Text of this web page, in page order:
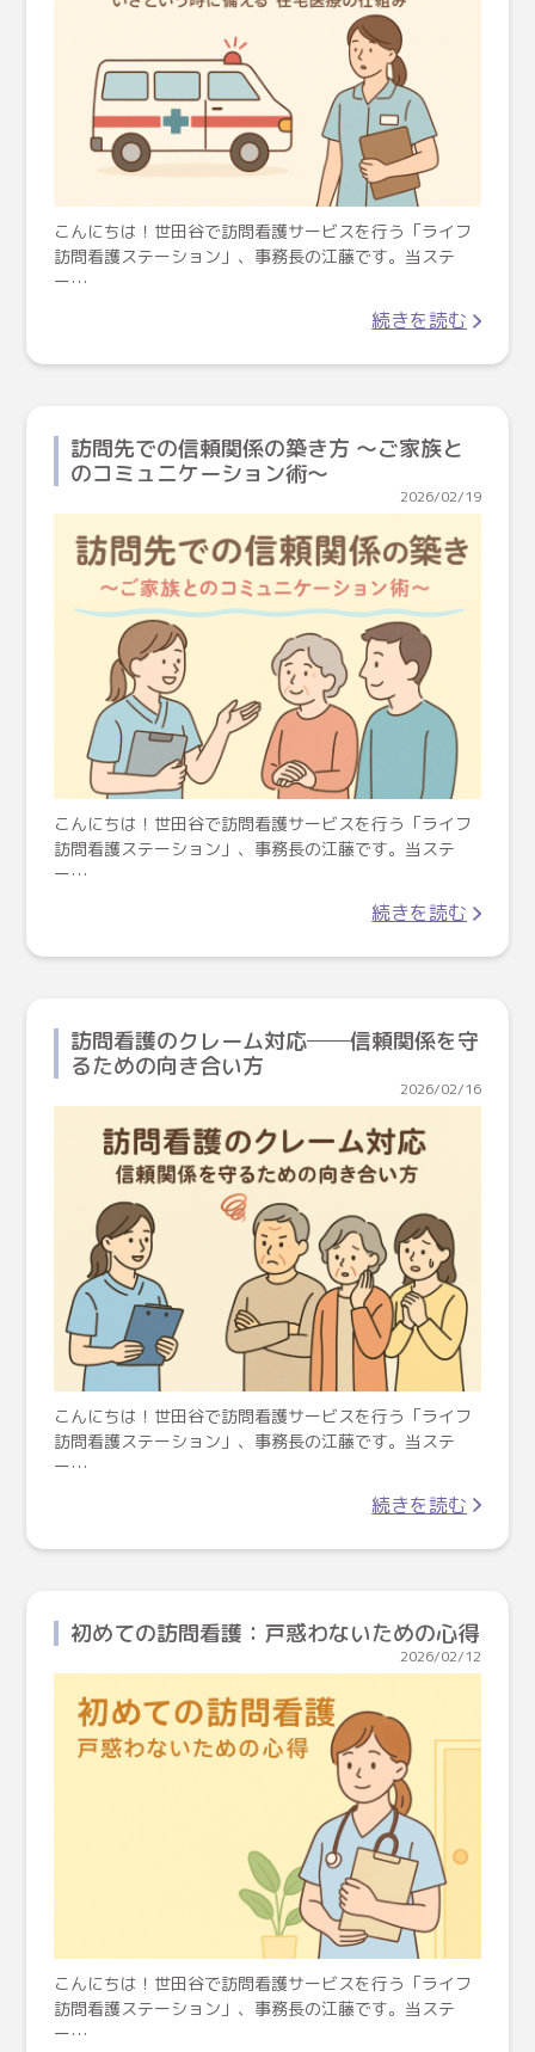
こんにちは！世田谷で訪問看護サービスを行う「ライフ
訪問看護ステーション」、事務長の江藤です。当ステ
ー…
続きを読む
訪問先での信頼関係の築き方 〜ご家族と
のコミュニケーション術〜
2026/02/19
こんにちは！世田谷で訪問看護サービスを行う「ライフ
訪問看護ステーション」、事務長の江藤です。当ステ
ー…
続きを読む
訪問看護のクレーム対応──信頼関係を守
るための向き合い方
2026/02/16
こんにちは！世田谷で訪問看護サービスを行う「ライフ
訪問看護ステーション」、事務長の江藤です。当ステ
ー…
続きを読む
初めての訪問看護：戸惑わないための心得
2026/02/12
こんにちは！世田谷で訪問看護サービスを行う「ライフ
訪問看護ステーション」、事務長の江藤です。当ステ
ー…